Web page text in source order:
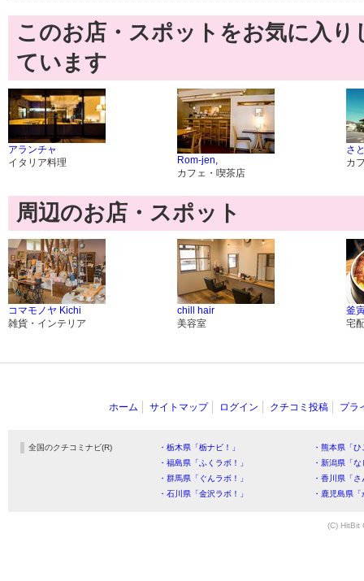
このお店・スポットをお気に入
ています
アランチャ
イタリア料理
Rom-jen,
カフェ・喫茶店
さ
カ
周辺のお店・スポット
コマモノヤ Kichi
雑貨・インテリア
chill hair
美容室
釜
宅
ホーム サイトマップ ログイン クチコミ投稿 プラ
全国のクチコミナビ(R) ・栃木県「栃ナビ！」
・熊本県「
・福島県「ふくラボ！」
・新潟県「
・群馬県「ぐんラボ！」
・香川県「
・石川県「金沢ラボ！」
・鹿児島県
(C) HitBit